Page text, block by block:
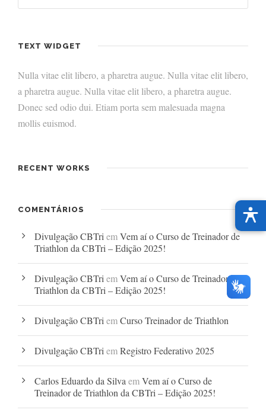
TEXT WIDGET
Nulla vitae elit libero, a pharetra augue. Nulla vitae elit libero,
a pharetra augue. Nulla vitae elit libero, a pharetra augue.
Donec sed odio dui. Etiam porta sem malesuada magna
mollis euismod.
RECENT WORKS
COMENTÁRIOS
Divulgação CBTri emVem aí o Curso de Treinador de
Triathlon da CBTri – Edição 2025!
Divulgação CBTri emVem aí o Curso de Treinador de
Triathlon da CBTri – Edição 2025!
Divulgação CBTri emCurso Treinador de Triathlon
Divulgação CBTri emRegistro Federativo 2025
Carlos Eduardo da Silva emVem aí o Curso de
Treinador de Triathlon da CBTri – Edição 2025!